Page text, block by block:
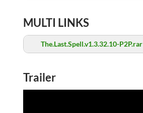
MULTI LINKS
The.Last.Spell.v1.3.32.10-P2P.rar
Trailer